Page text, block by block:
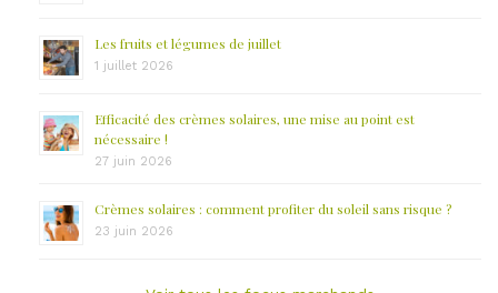
Les fruits et légumes de juillet
1 juillet 2026
Efficacité des crèmes solaires, une mise au point est
nécessaire !
27 juin 2026
Crèmes solaires : comment profiter du soleil sans risque ?
23 juin 2026